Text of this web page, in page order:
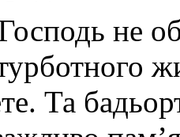
не
Та